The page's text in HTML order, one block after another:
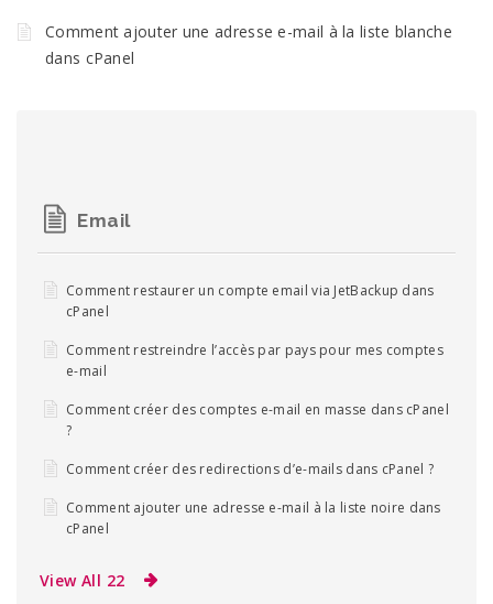
Comment ajouter une adresse e-mail à la liste blanche
dans cPanel
Email
Comment restaurer un compte email via JetBackup dans
cPanel
Comment restreindre l’accès par pays pour mes comptes
e-mail
Comment créer des comptes e-mail en masse dans cPanel
?
Comment créer des redirections d’e-mails dans cPanel ?
Comment ajouter une adresse e-mail à la liste noire dans
cPanel
View All 22